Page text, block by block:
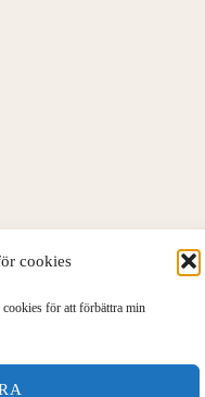
cookies
cookies för att förbättra min